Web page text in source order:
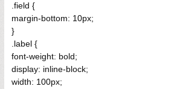
.field {
margin-bottom: 10px;
}
.label {
font-weight: bold;
display: inline-block;
width: 100px;